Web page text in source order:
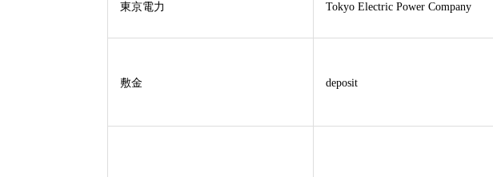
東京電力 Tokyo Electric Power Company
敷金 deposit